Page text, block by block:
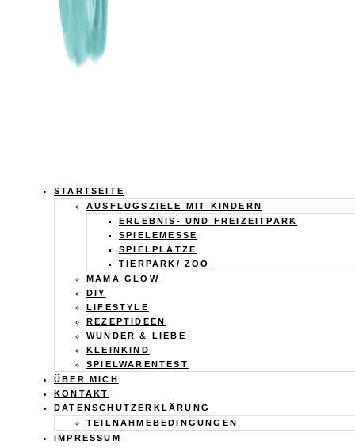
Calistas
Traum
STARTSEITE
AUSFLUGSZIELE MIT KINDERN
ERLEBNIS- UND FREIZEITPARK
SPIELEMESSE
SPIELPLÄTZE
TIERPARK/ ZOO
MAMA GLOW
DIY
LIFESTYLE
REZEPTIDEEN
WUNDER & LIEBE
KLEINKIND
SPIELWARENTEST
ÜBER MICH
KONTAKT
DATENSCHUTZERKLÄRUNG
TEILNAHMEBEDINGUNGEN
IMPRESSUM